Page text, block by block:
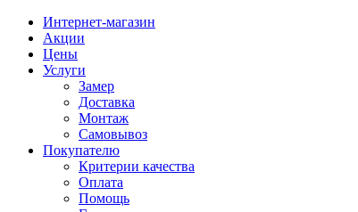
Интернет-магазин
Акции
Цены
Услуги
Замер
Доставка
Монтаж
Самовывоз
Покупателю
Критерии качества
Оплата
Помощь